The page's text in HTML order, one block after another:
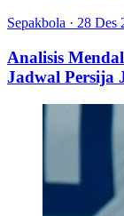
Sepakbola · 28 Des
Analisis
Jadwal Persija